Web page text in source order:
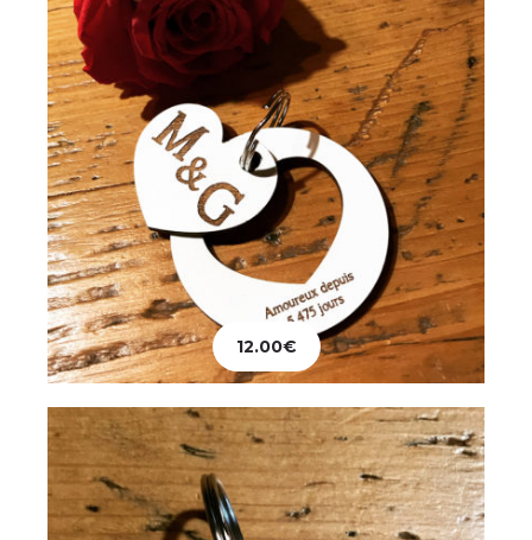
Ajouter au panier
12.00€
Papeterie
Porte-clés Initiale Fleurie
8.00€